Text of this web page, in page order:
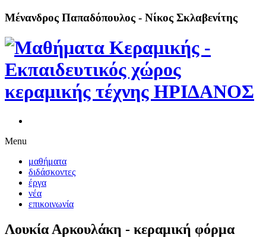
Μένανδρος Παπαδόπουλος - Νίκος Σκλαβενίτης
Menu
μαθήματα
διδάσκοντες
έργα
νέα
επικοινωνία
Λουκία Αρκουλάκη - κεραμική φόρμα